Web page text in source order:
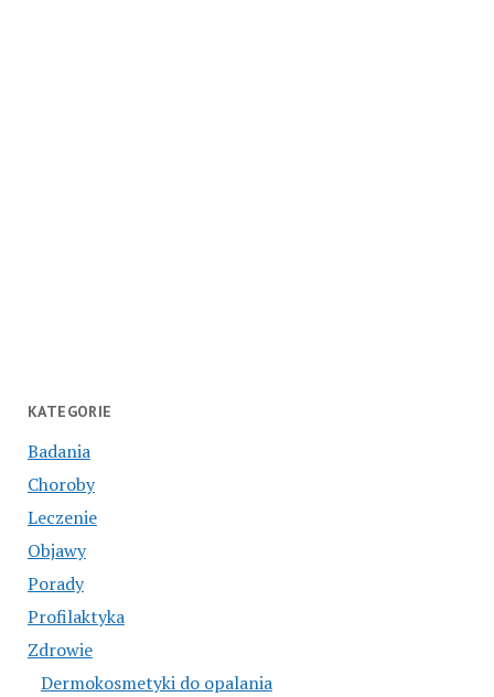
KATEGORIE
Badania
Choroby
Leczenie
Objawy
Porady
Profilaktyka
Zdrowie
Dermokosmetyki do opalania